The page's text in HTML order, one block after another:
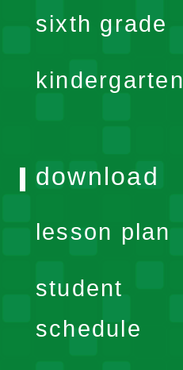
sixth grade
kindergarten
download
lesson plan
student
schedule